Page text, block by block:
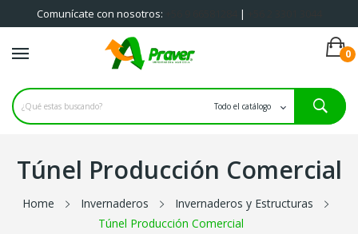
Comunícate con nosotros: |
0
Túnel Producción Comercial
Home Invernaderos
Invernaderos y Estructuras
Túnel Producción Comercial